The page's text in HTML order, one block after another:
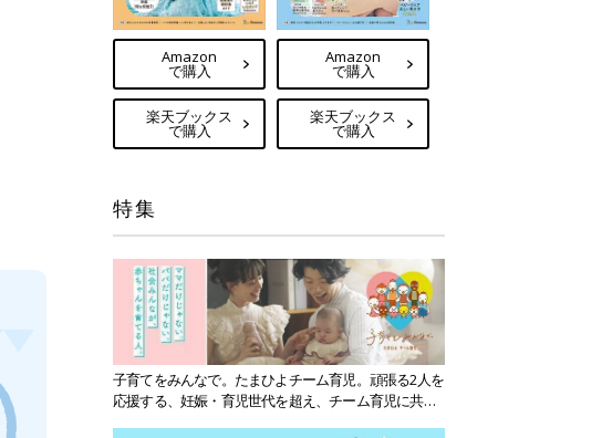
Amazon
で購入
楽天ブックス
で購入
Amazon
で購入
楽天ブックス
で購入
特集
子育てをみんなで。たまひよチーム育児。頑張る2人を
応援する、妊娠・育児世代を超え、チーム育児に共感